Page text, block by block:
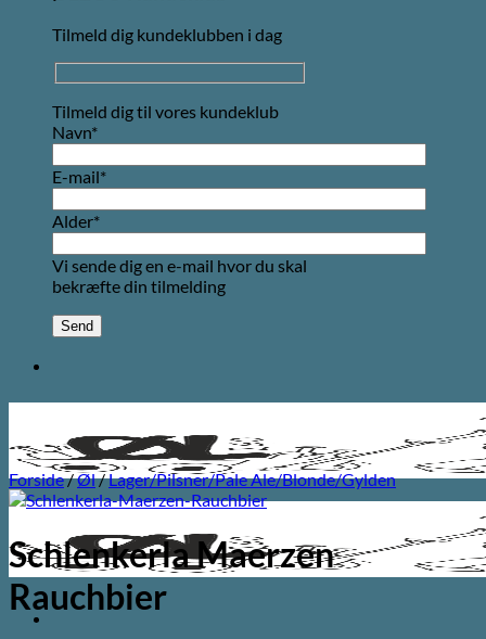
Tilmeld dig kundeklubben i dag
Tilmeld dig til vores kundeklub
Navn*
E-mail*
Alder*
Vi sende dig en e-mail hvor du skal
bekræfte din tilmelding
Forside/Øl/Lager/Pilsner/Pale Ale/Blonde/Gylden
Schlenkerla Maerzen
Rauchbier